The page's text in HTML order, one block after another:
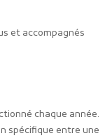
et accompagnés
chaque année.
spécifique entre une